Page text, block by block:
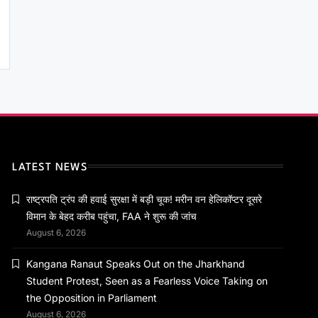
Jharkhand Student Protest, Seen as a
Opposition in Parliament
January 18, 2024
राष्ट्रीय
बिना थर्ड पार्टी बीमा वाले वाहनों को न मिले पेट्रोल-
डीजल: सुप्रीम कोर्ट का बड़ा निर्देश
LATEST NEWS
राष्ट्रपति ट्रंप की हवाई सुरक्षा में बड़ी चूक! मरीन वन हेलिकॉप्टर दूसरे
विमान के बेहद करीब पहुंचा, FAA ने शुरू की जांच
August 6, 2026
Kangana Ranaut Speaks Out on the Jharkhand
Student Protest, Seen as a Fearless Voice Taking on
the Opposition in Parliament
August 6, 2026